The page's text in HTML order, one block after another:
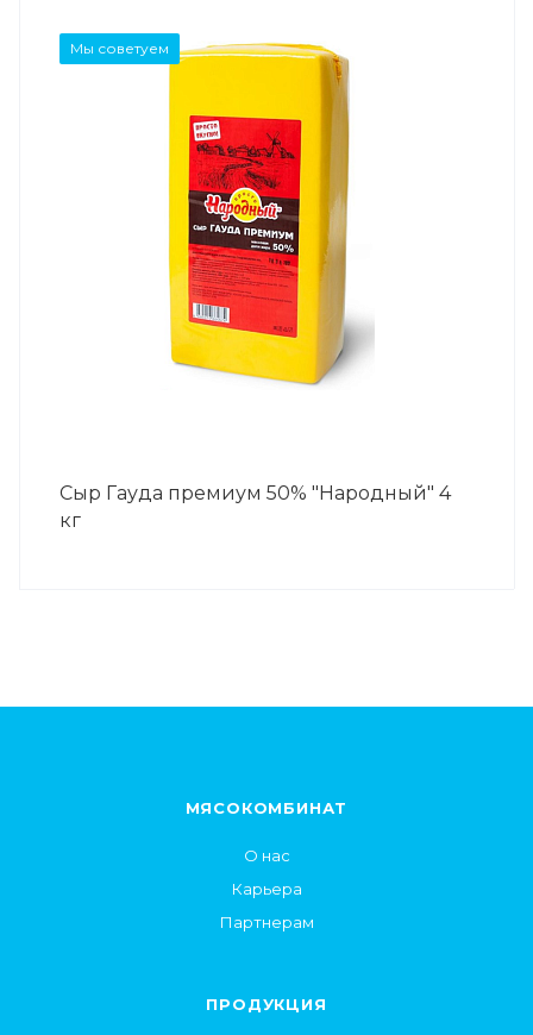
Мы советуем
Сыр Гауда премиум 50% "Народный" 4
кг
МЯСОКОМБИНАТ
О нас
Карьера
Партнерам
ПРОДУКЦИЯ